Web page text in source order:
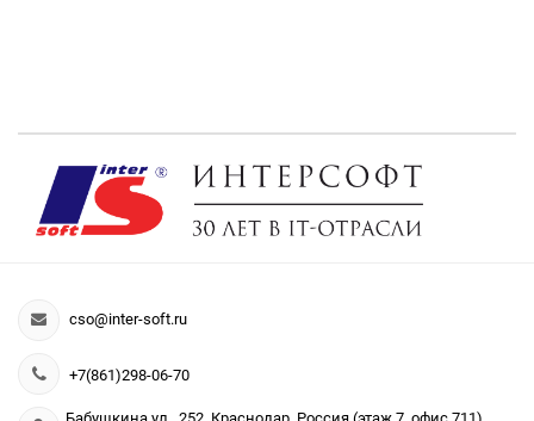
cso@inter-soft.ru
+7(861)298-06-70